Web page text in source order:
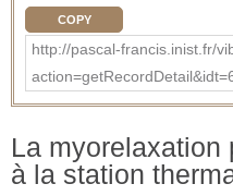
COPY
http://pascal-francis.inist.fr/
La myorelaxation
à la station